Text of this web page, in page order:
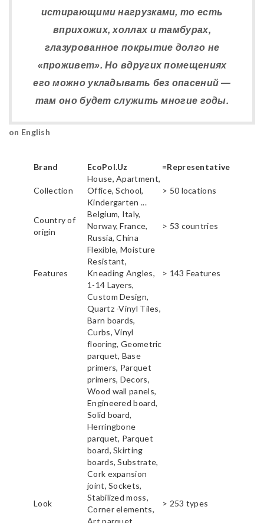
истирающими нагрузками, то есть
вприхожих, холлах и тамбурах,
глазурованное покрытие долго не
«проживет». Но вдругих помещениях
его можно укладывать без опасений —
там оно будет служить многие годы.
on English
Brand EcoPol.Uz =Representative
Collection
House, Apartment,
Office, School,
Kindergarten ...
> 50 locations
Country of
origin
Belgium, Italy,
Norway, France,
Russia, China
> 53 countries
Features
Flexible, Moisture
Resistant,
Kneading Angles,
1-14 Layers,
Custom Design,
> 143 Features
Look
Quartz -Vinyl Tiles,
Barn boards,
Curbs, Vinyl
flooring, Geometric
parquet, Base
primers, Parquet
primers, Decors,
Wood wall panels,
Engineered board,
Solid board,
Herringbone
parquet, Parquet
board, Skirting
boards, Substrate,
Cork expansion
joint, Sockets,
Stabilized moss,
Corner elements,
> 253 types